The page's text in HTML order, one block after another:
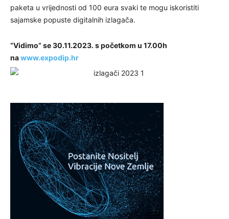
paketa u vrijednosti od 100 eura svaki te mogu iskoristiti
sajamske popuste digitalnih izlagača.
“Vidimo” se 30.11.2023. s početkom u 17.00h
nawww.expodip.hr